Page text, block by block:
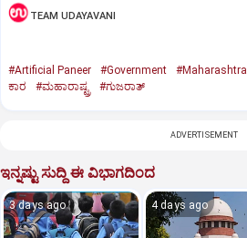
TEAM UDAYAVANI
#Artificial Paneer #Government #Maharashtra
ಕಾರ
#ಮಹಾರಾಷ್ಟ್ರ #ಗುಜರಾತ್‌
ADVERTISEMENT
ಇನ್ನಷ್ಟು ಸುದ್ದಿ ಈ ವಿಭಾಗದಿಂದ
3 days ago 4 days ago